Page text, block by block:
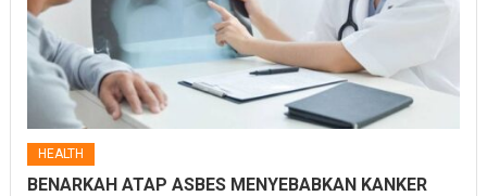
HEALTH
BENARKAH ATAP ASBES MENYEBABKAN KANKER